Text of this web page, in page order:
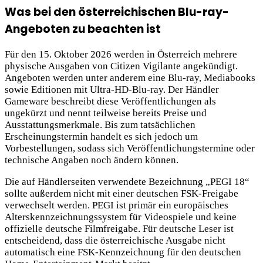
Was bei den österreichischen Blu-ray-
Angeboten zu beachten ist
Für den 15. Oktober 2026 werden in Österreich mehrere
physische Ausgaben von Citizen Vigilante angekündigt.
Angeboten werden unter anderem eine Blu-ray, Mediabooks
sowie Editionen mit Ultra-HD-Blu-ray. Der Händler
Gameware beschreibt diese Veröffentlichungen als
ungekürzt und nennt teilweise bereits Preise und
Ausstattungsmerkmale. Bis zum tatsächlichen
Erscheinungstermin handelt es sich jedoch um
Vorbestellungen, sodass sich Veröffentlichungstermine oder
technische Angaben noch ändern können.
Die auf Händlerseiten verwendete Bezeichnung „PEGI 18“
sollte außerdem nicht mit einer deutschen FSK-Freigabe
verwechselt werden. PEGI ist primär ein europäisches
Alterskennzeichnungssystem für Videospiele und keine
offizielle deutsche Filmfreigabe. Für deutsche Leser ist
entscheidend, dass die österreichische Ausgabe nicht
automatisch eine FSK-Kennzeichnung für den deutschen